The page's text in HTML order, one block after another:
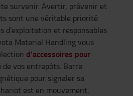
survenir. Avertir, prévenir et
sont une véritable priorité
d’exploitation et responsables
Material Handling vous
d’accessoires pour
de vos entrepôts. Barre
pour signaler sa
est en mouvement,